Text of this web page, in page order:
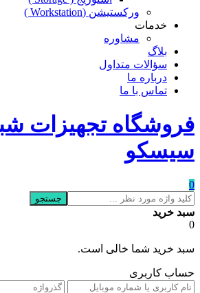
ورکستیشن (Workstation )
خدمات
مشاوره
بلاگ
سؤالات متداول
درباره ما
تماس با ما
فروشگاه تجهیزات
سیسکو
0
جستجو
سبد خرید
0
سبد خرید شما خالی است.
حساب کاربری